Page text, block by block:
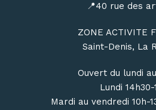
📍40 rue des
ZONE ACTIVITE
Saint-Denis, La
Ouvert du lundi
Lundi 14h30-
Mardi au vendredi 10h-